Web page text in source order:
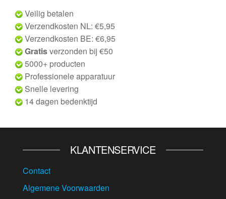
Veilig betalen
Verzendkosten NL: €5,95
Verzendkosten BE: €6,95
Gratisverzonden bij €50
5000+ producten
Professionele apparatuur
Snelle levering
14 dagen bedenktijd
KLANTENSERVICE
Contact
Algemene Voorwaarden